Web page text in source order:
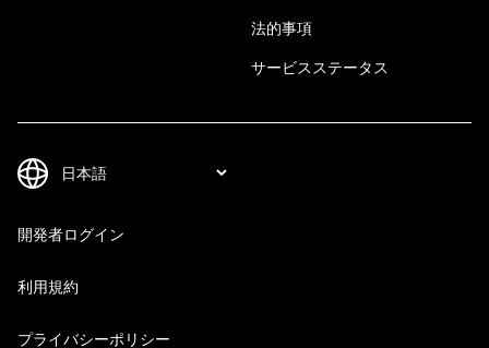
法的事項
サービスステータス
開発者ログイン
利用規約
プライバシーポリシー